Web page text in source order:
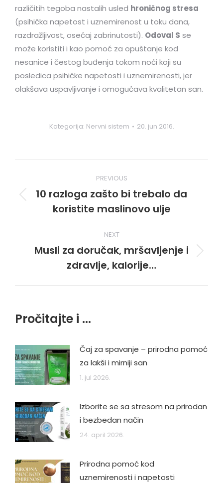
različitih tegoba nastalih usled hroničnog stresa
(psihička napetost i uznemirenost u toku dana,
razdražljivost, osećaj zabrinutosti). Odoval S se
može koristiti i kao pomoć za opuštanje kod
nesanice i čestog buđenja tokom noći koji su
posledica psihičke napetosti i uznemirenosti, jer
olakšava uspavljivanje i omogućava kvalitetan san.
Kategorija: Nervni sistem 20. jun 2016.
navigation
PREVIOUS
Previous
post:
10 razloga zašto bi trebalo da
koristite maslinovo ulje
NEXT
Next
post:
Musli za doručak, mršavljenje i
zdravlje, kalorije…
Pročitajte i ...
Čaj za spavanje – prirodna pomoć
za lakši i mirniji san
1. jul 2026.
Izborite se sa stresom na prirodan
i bezbedan način
24. april 2026.
Prirodna pomoć kod
uznemirenosti i napetosti